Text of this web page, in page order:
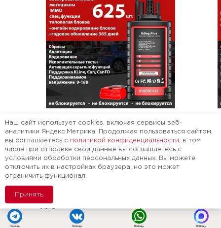
Сканер под легковые марки + годовое
обновление + онлайн кодирование
Подготовленный сканер под приложение
XDIAG PRO7с расширенным функционалом
Проверенный сканер
Можно работать сразу без всяких сюрпризов
С программой с легковыми, электро, мото,
IMMO и спец функциями + онлайн
кодированием + годовое обновление на 365
Помощь Помощь Помощь Помощь
Наш сайт использует cookies, включая сервисы веб-
аналитики Яндекс.Метрика. Продолжая пользоваться сайтом,
вы соглашаетесь с политикой конфиденциальности , в том
числе при отправке свои данные вы соглашаетесь с
условиями обработки персональных данных. Вы можете
отключить их в настройках браузера, но это может
ограничить функционал.
Принять